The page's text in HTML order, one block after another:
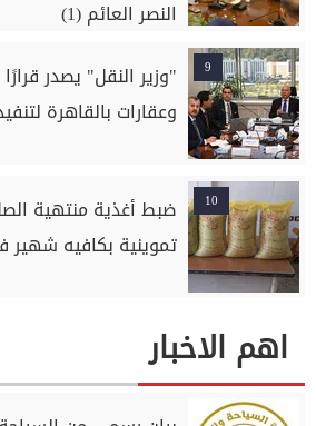
النصر العائم (1)
9
"وزير النقل" يصدر
وعقارات بالقاهرة
10
ضبط أغذية منتهية
تموينية بكافيه
اهم الاخبار